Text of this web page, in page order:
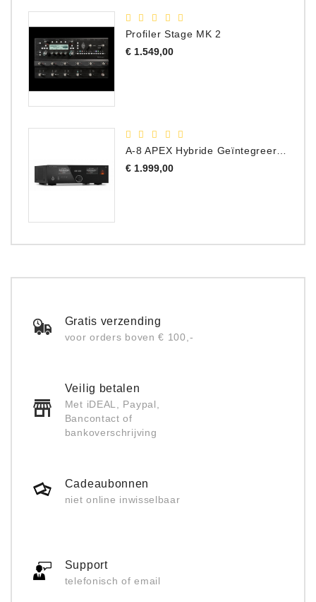
Profiler Stage MK 2
€ 1.549,00Prijs
€ 1.999,00Prijs
Gratis verzending
voor orders boven € 100,-
Veilig betalen
Met iDEAL, Paypal,
Bancontact of
bankoverschrijving
Cadeaubonnen
niet online inwisselbaar
Support
telefonisch of email